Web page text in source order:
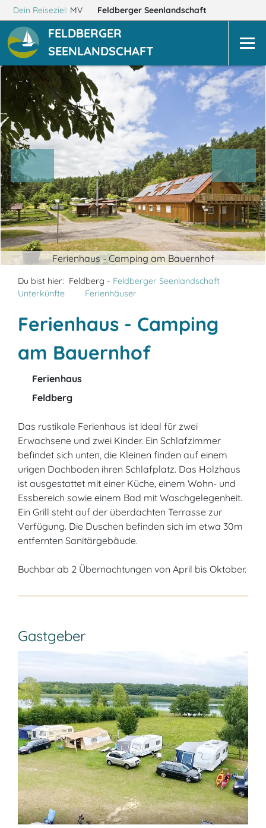
Dein Reiseziel: MV Feldberger Seenlandschaft
FELDBERGER
SEENLANDSCHAFT
Ferienhaus - Camping am Bauernhof
Du bist hier: Feldberg - Feldberger Seenlandschaft
Unterkünfte
Ferienhäuser
Ferienhaus - Camping
am Bauernhof
Ferienhaus
Feldberg
Das rustikale Ferienhaus ist ideal für zwei
Erwachsene und zwei Kinder. Ein Schlafzimmer
befindet sich unten, die Kleinen finden auf einem
urigen Dachboden ihren Schlafplatz. Das Holzhaus
ist ausgestattet mit einer Küche, einem Wohn- und
Essbereich sowie einem Bad mit Waschgelegenheit.
Ein Grill steht auf der überdachten Terrasse zur
Verfügung. Die Duschen befinden sich im etwa 30m
entfernten Sanitärgebäude.
Buchbar ab 2 Übernachtungen von April bis Oktober.
Gastgeber